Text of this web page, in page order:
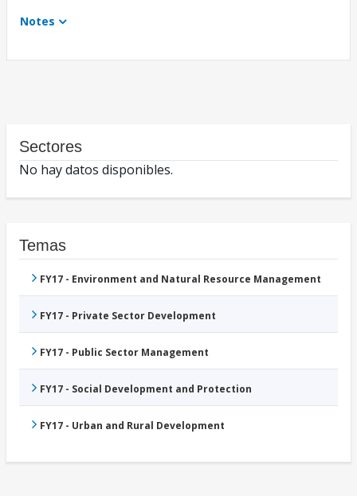
Notes
Sectores
No hay datos disponibles.
Temas
FY17 - Environment and Natural Resource Management
FY17 - Private Sector Development
FY17 - Public Sector Management
FY17 - Social Development and Protection
FY17 - Urban and Rural Development